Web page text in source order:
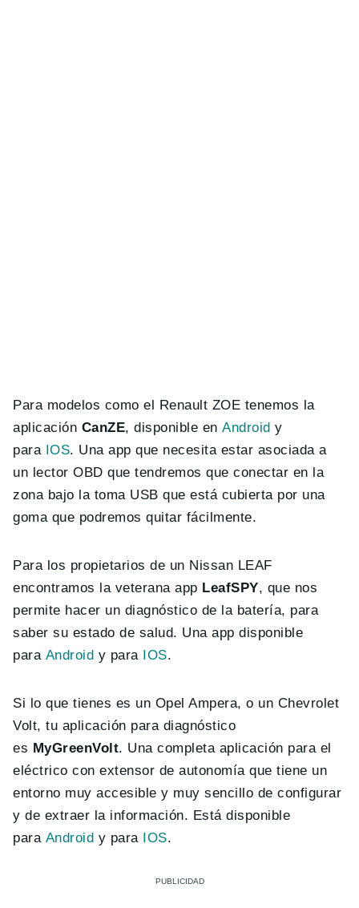
Para modelos como el Renault ZOE tenemos la
aplicación CanZE, disponible enAndroid y
para IOS. Una app que necesita estar asociada a
un lector OBD que tendremos que conectar en la
zona bajo la toma USB que está cubierta por una
goma que podremos quitar fácilmente.
Para los propietarios de un Nissan LEAF
encontramos la veterana app LeafSPY, que nos
permite hacer un diagnóstico de la batería, para
saber su estado de salud. Una app disponible
para Android y para IOS.
Si lo que tienes es un Opel Ampera, o un Chevrolet
Volt, tu aplicación para diagnóstico
es MyGreenVolt. Una completa aplicación para el
eléctrico con extensor de autonomía que tiene un
entorno muy accesible y muy sencillo de configurar
y de extraer la información. Está disponible
paraAndroid y para IOS.